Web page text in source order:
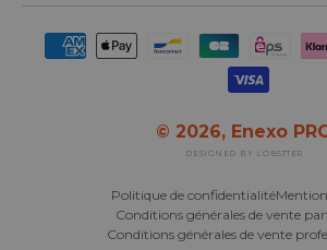
Moyens de paiement acceptés
© 2026, Enexo
DESIGNED BY LOBSTTER
Politique de confidentialité
Conditions générales de vente
Conditions générales de vente